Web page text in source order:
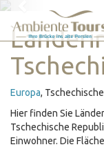
Previous
Europa,
Hier finden Sie
Tschechische
Einwohner. Die